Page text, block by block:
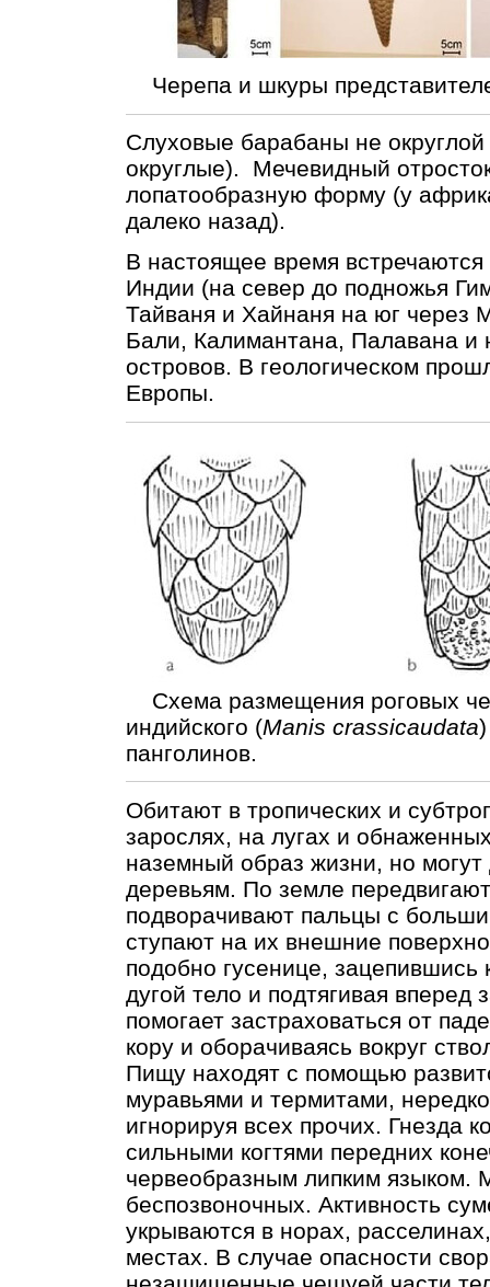
Черепа и шкуры
Слуховые барабаны не
округлые). Мечевидный
лопатообразную форму (у
далеко назад).
В настоящее время
Индии (на север до подножья
Тайваня и Хайнаня на юг через
Бали, Калимантана, Палавана и
островов. В геологическом
Европы.
Схема размещения роговых
индийского (Manis crassicaudata
панголинов.
Обитают в тропических и
зарослях, на лугах и
наземный образ жизни, но могут
деревьям. По земле
подворачивают пальцы с
ступают на их внешние
подобно гусенице, зацепившись
дугой тело и подтягивая
помогает застраховаться от
кору и оборачиваясь вокруг
Пищу находят с помощью
муравьями и термитами,
игнорируя всех прочих. Гнезда
сильными когтями передних
червеобразным липким языком.
беспозвоночных. Активность
укрываются в норах,
местах. В случае опасности